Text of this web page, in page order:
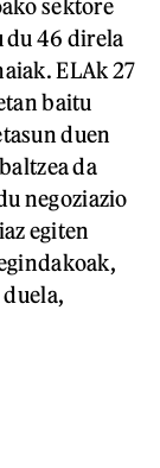
sektore
du 46 direla
ELAk 27
baitu
duen
da
negoziazio
egiten